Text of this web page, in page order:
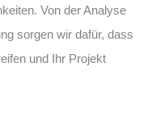
Von der Analyse
sorgen wir dafür, dass
und Ihr Projekt